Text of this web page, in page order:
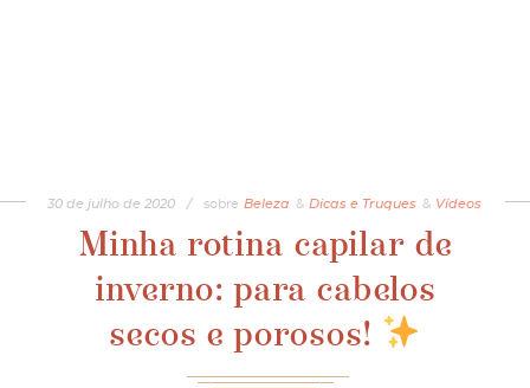
30 de julho de 2020 / sobre Beleza & Dicas e Truques & Vídeos
Minha rotina capilar de
inverno: para cabelos
secos e porosos!